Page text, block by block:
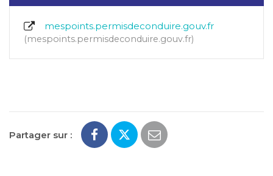
mespoints.permisdeconduire.gouv.fr
mespoints.permisdeconduire.gouv.fr
Partager sur :